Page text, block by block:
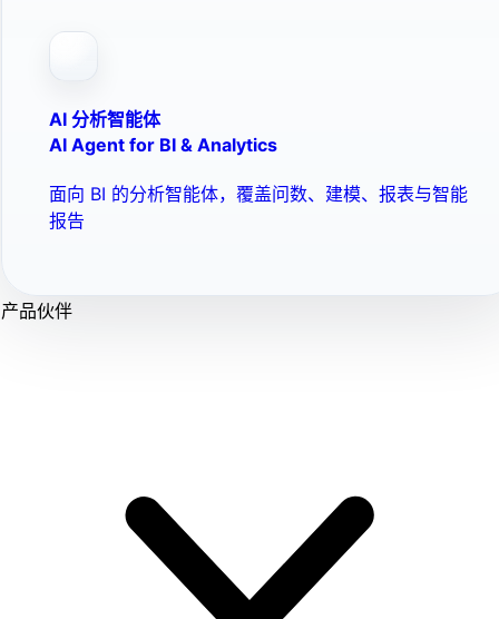
AI 分析智能体
AI Agent for BI & Analytics
面向 BI 的分析智能体，覆盖问数、建模、报表与智能
报告
产品伙伴